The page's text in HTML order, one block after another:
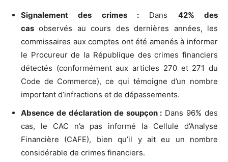
Signalement des crimes : Dans 42% des
cas observés au cours des dernières années, les
commissaires aux comptes ont été amenés à informer
le Procureur de la République des crimes financiers
détectés (conformément aux articles 270 et 271 du
Code de Commerce), ce qui témoigne d’un nombre
important d’infractions et de dépassements.
Absence de déclaration de soupçon : Dans 96% des
cas, le CAC n’a pas informé la Cellule d’Analyse
Financière (CAFE), bien qu’il y ait eu un nombre
considérable de crimes financiers.